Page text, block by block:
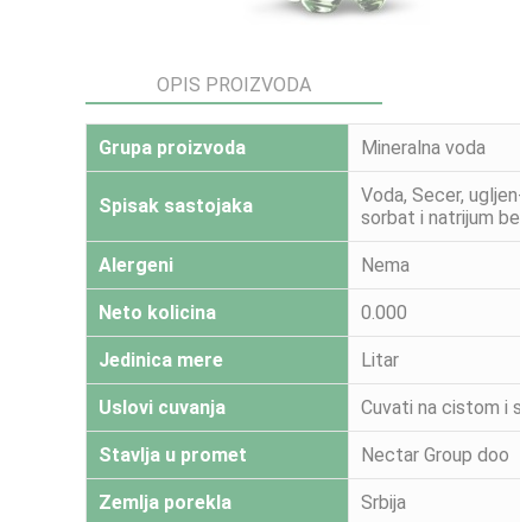
OPIS PROIZVODA
Grupa proizvoda Mineralna voda
Spisak sastojaka
Voda, Secer,
sorbat i natrijum
Alergeni Nema
Neto kolicina 0.000
Jedinica mere Litar
Uslovi cuvanja Cuvati na cistom i
Stavlja u promet Nectar Group doo
Zemlja porekla Srbija